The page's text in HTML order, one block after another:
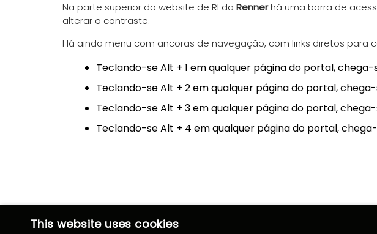
Na parte superior do website de RI da Rennerhá uma barra de
alterar o contraste.
Há ainda menu com ancoras de navegação, com links diretos
Teclando-se Alt + 1 em qualquer página do portal,
Teclando-se Alt + 2 em qualquer página do portal,
Teclando-se Alt + 3 em qualquer página do portal,
Teclando-se Alt + 4 em qualquer página do portal,
This website uses cookies